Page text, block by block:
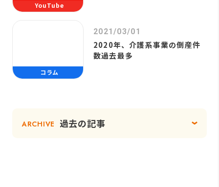
YouTube
コラム
2021/03/01
2020年、介護系事業の倒産件
数過去最多
ARCHIVE 過去の記事